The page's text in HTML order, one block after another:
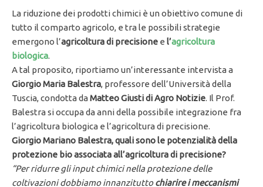
La riduzione dei prodotti chimici è un obiettivo comune di
tutto il comparto agricolo, e tra le possibili strategie
emergono l’agricoltura di precisione e l’agricoltura
biologica.
A tal proposito, riportiamo un’interessante intervista a
Giorgio Maria Balestra, professore dell’Università della
Tuscia, condotta daMatteo Giusti di Agro Notizie. Il Prof.
Balestra si occupa da anni della possibile integrazione fra
l’agricoltura biologica e l’agricoltura di precisione.
Giorgio Mariano Balestra, quali sono le potenzialità della
protezione bio associata all’agricoltura di precisione?
“Per ridurre gli input chimici nella protezione delle
coltivazioni dobbiamo innanzituttochiarire i meccanismi